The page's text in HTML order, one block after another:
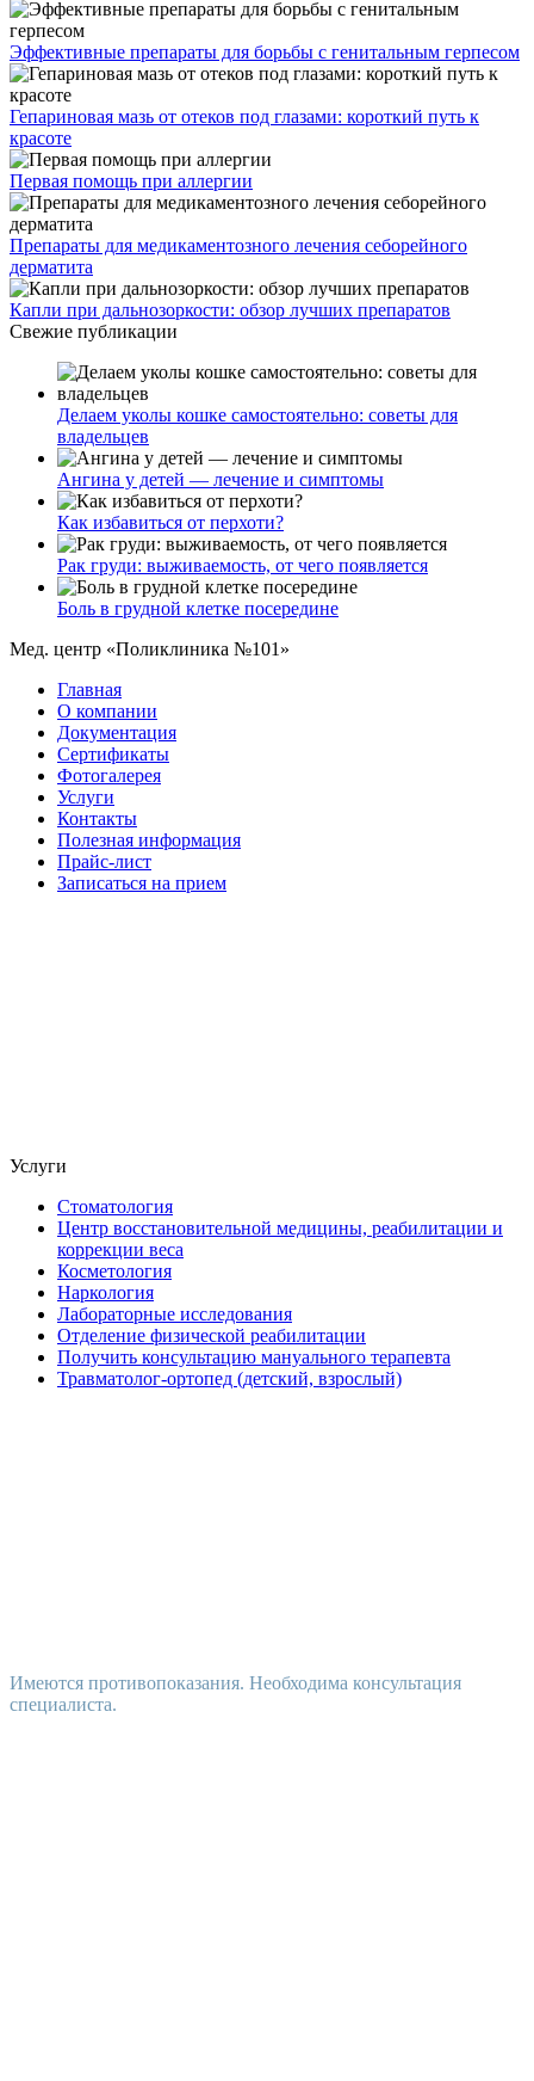
Эффективные препараты для борьбы с генитальным герпесом
Гепариновая мазь от отеков под глазами: короткий путь к
красоте
Первая помощь при аллергии
Препараты для медикаментозного лечения себорейного
дерматита
Капли при дальнозоркости: обзор лучших препаратов
Свежие публикации
Делаем уколы кошке самостоятельно: советы для
владельцев
Ангина у детей — лечение и симптомы
Как избавиться от перхоти?
Рак груди: выживаемость, от чего появляется
Боль в грудной клетке посередине
Мед. центр «Поликлиника №101»
Главная
О компании
Документация
Сертификаты
Фотогалерея
Услуги
Контакты
Полезная информация
Прайс-лист
Записаться на прием
Услуги
Стоматология
Центр восстановительной медицины, реабилитации и
коррекции веса
Косметология
Наркология
Лабораторные исследования
Отделение физической реабилитации
Получить консультацию мануального терапевта
Травматолог-ортопед (детский, взрослый)
Имеются противопоказания. Необходима консультация
специалиста.